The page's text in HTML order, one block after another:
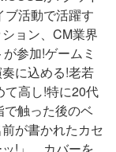
ブ活動で活躍す
ョン、CM業界
参加!ゲームミ
に込める!老若
て高し!特に20代
触った後のベ
が書かれたカセ